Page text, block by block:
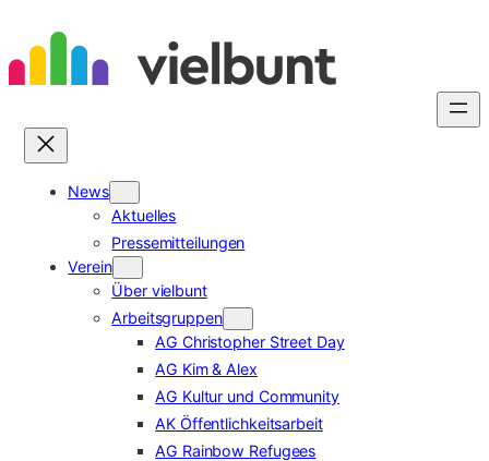
Inhalt
springen
News
Aktuelles
Pressemitteilungen
Verein
Über vielbunt
Arbeitsgruppen
AG Christopher Street Day
AG Kim & Alex
AG Kultur und Community
AK Öffentlichkeitsarbeit
AG Rainbow Refugees